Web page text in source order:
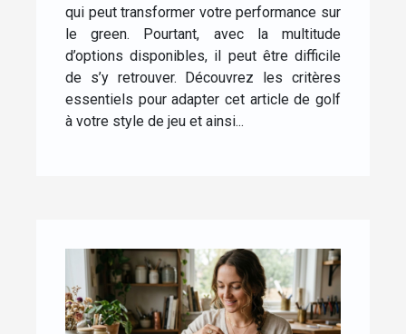
qui peut transformer votre performance sur
le green. Pourtant, avec la multitude
d’options disponibles, il peut être difficile
de s’y retrouver. Découvrez les critères
essentiels pour adapter cet article de golf
à votre style de jeu et ainsi...